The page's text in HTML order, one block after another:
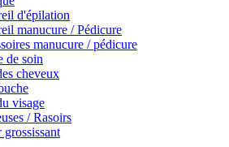
d'épilation
manucure / Pédicure
manucure / pédicure
de soin
cheveux
visage
/ Rasoirs